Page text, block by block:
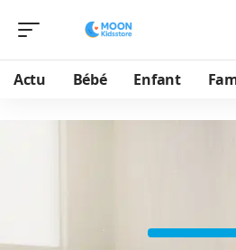
Actu Bébé Enfant